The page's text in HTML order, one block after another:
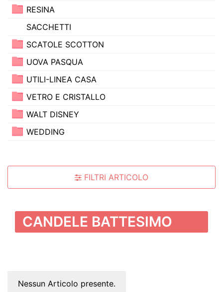
RESINA
SACCHETTI
SCATOLE SCOTTON
UOVA PASQUA
UTILI-LINEA CASA
VETRO E CRISTALLO
WALT DISNEY
WEDDING
FILTRI ARTICOLO
CANDELE BATTESIMO
Nessun Articolo presente.